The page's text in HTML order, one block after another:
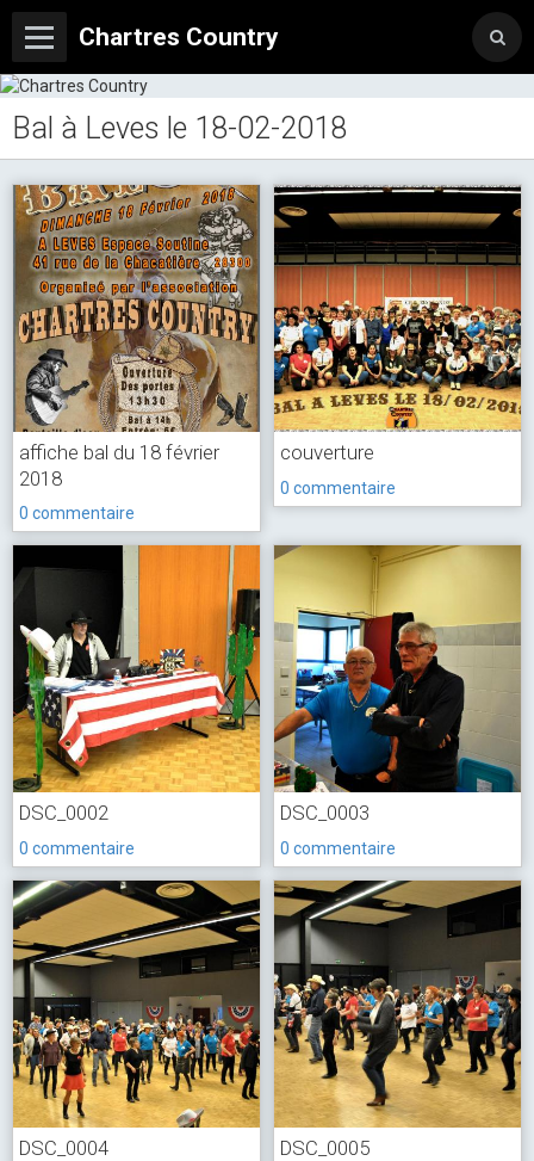
Chartres Country
Bal à Leves le 18-02-2018
affiche bal du 18 février
2018
0 commentaire
couverture
0 commentaire
DSC_0002
0 commentaire
DSC_0003
0 commentaire
DSC_0004 DSC_0005